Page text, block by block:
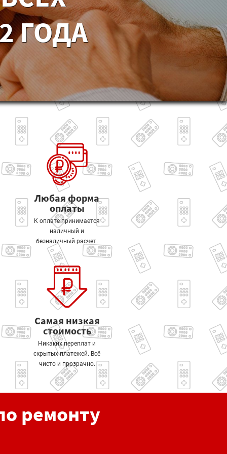
ГОДА
Любая форма
оплаты
К оплате принимается
наличный и
безналичный расчет.
Самая низкая
стоимость
Никаких переплат и
скрытых платежей. Всё
чисто и прозрачно.
ремонту